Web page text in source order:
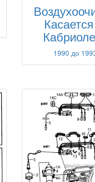
1990 до